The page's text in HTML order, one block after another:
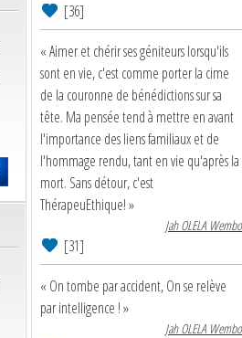
[36]
« Aimer et chérir ses géniteurs lorsqu'ils
sont en vie, c'est comme porter la cime
de la couronne de bénédictions sur sa
tête. Ma pensée tend à mettre en avant
l'importance des liens familiaux et de
l'hommage rendu, tant en vie qu'après la
mort. Sans détour, c'est
ThérapeuEthique! »
Jah OLELA Wembo
[31]
« On tombe par accident, On se relève
par intelligence ! »
Jah OLELA Wembo